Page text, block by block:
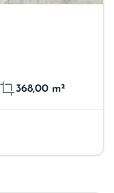
368,00 m²